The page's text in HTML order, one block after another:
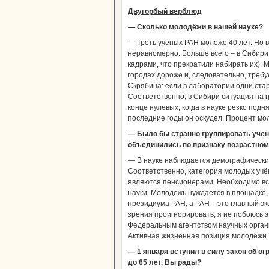
Двугорбый верблюд
— Сколько молодёжи в нашей науке?
— Треть учёных РАН моложе 40 лет. Но
неравномерно. Больше всего – в
кадрами, что прекратили набирать их).
городах дороже и, следовательно,
Скрябина: если в лаборатории одни
Соответственно, в Сибири ситуация на
конце нулевых, когда в науке резко
последние годы он оскудел. Процент
— Было бы странно группировать
объединились по признаку
— В науке наблюдается
Соответственно, категория молодых
являются пенсионерами. Необходимо
науки. Молодёжь нуждается в
президиума РАН, а РАН – это главный
зрения проигнорировать, я не побоюсь
Федеральным агентством научных
Активная жизненная позиция
— 1 января вступил в силу закон об
до 65 лет. Вы рады?